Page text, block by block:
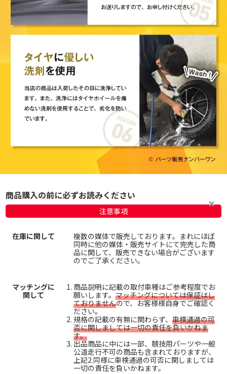
商品購入の前に必ずお読みください
注意事項
在庫に関して
複数の媒体で販売しております。まれにほぼ
同時に他の媒体・販売サイトにて完売した商
品に関して、販売できない場合がございます
のでご了承ください。
マッチングに
関して
商品説明に記載の取付車種はご参考程度でお
願いします。 マッチングについては保証はし
ておりませんので、お客様様自身でご確認く
ださい。
規格の記載の有無に関わらず、 車検通過の可
否に関しましては一切の責任を負いかねま
す。
出品商品に中には一部、競技用パーツや一般
公道走行不可の商品も含まれておりますが、
上記2.同様に車検通過の可否に関しましては
一切の責任を負いかねます。